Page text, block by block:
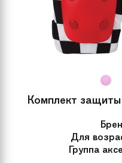
Комплект
Для
Группа